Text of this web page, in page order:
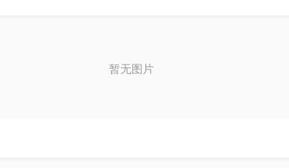
暂无图片